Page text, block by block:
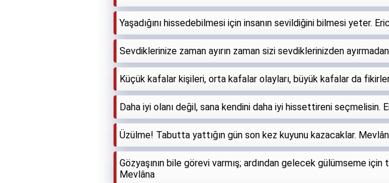
Yaşadığını hissedebilmesi için insanın sevildiğini bilmesi yeter.
Sevdiklerinize zaman ayırın zaman sizi sevdiklerinizden
Küçük kafalar kişileri, orta kafalar olayları, büyük kafalar da
Daha iyi olanı değil, sana kendini daha iyi hissettireni seçmelisin.
Üzülme! Tabutta yattığın gün son kez kuyunu kazacaklar.
Gözyaşının bile görevi varmış; ardından gelecek gülümseme için
Mevlâna